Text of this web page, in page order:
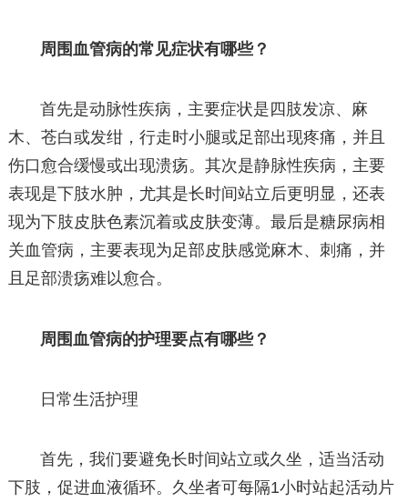
周围血管病的常见症状有哪些？
首先是动脉性疾病，主要症状是四肢发凉、麻
木、苍白或发绀，行走时小腿或足部出现疼痛，并且
伤口愈合缓慢或出现溃疡。其次是静脉性疾病，主要
表现是下肢水肿，尤其是长时间站立后更明显，还表
现为下肢皮肤色素沉着或皮肤变薄。最后是糖尿病相
关血管病，主要表现为足部皮肤感觉麻木、刺痛，并
且足部溃疡难以愈合。
周围血管病的护理要点有哪些？
日常生活护理
首先，我们要避免长时间站立或久坐，适当活动
下肢，促进血液循环。久坐者可每隔1小时站起活动片